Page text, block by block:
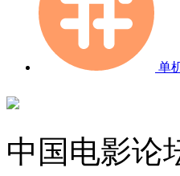
单
中国电影论